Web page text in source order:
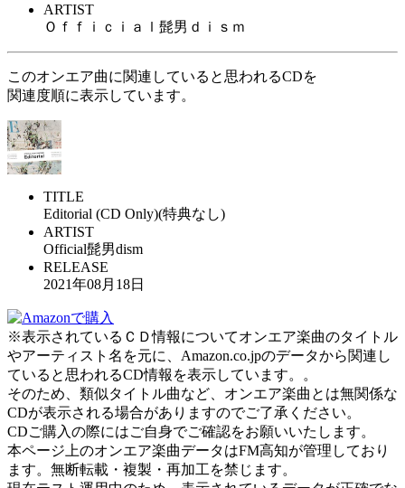
ARTIST
Ｏｆｆｉｃｉａｌ髭男ｄｉｓｍ
このオンエア曲に関連していると思われるCDを
関連度順に表示しています。
TITLE
Editorial (CD Only)(特典なし)
ARTIST
Official髭男dism
RELEASE
2021年08月18日
※表示されているＣＤ情報についてオンエア楽曲のタイトル
やアーティスト名を元に、Amazon.co.jpのデータから関連し
ていると思われるCD情報を表示しています。。
そのため、類似タイトル曲など、オンエア楽曲とは無関係な
CDが表示される場合がありますのでご了承ください。
CDご購入の際にはご自身でご確認をお願いいたします。
本ページ上のオンエア楽曲データはFM高知が管理しており
ます。無断転載・複製・再加工を禁じます。